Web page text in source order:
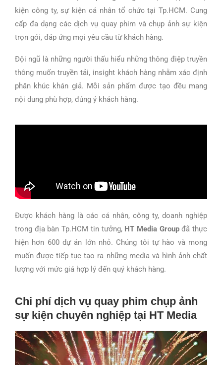
kiện công ty, sự kiện cá nhân tổ chức tại Tp.HCM. Cung
cấp đa dạng các dịch vụ quay phim và chụp ảnh sự kiện
trọn gói, đáp ứng mọi yêu cầu từ khách hàng.
Đội ngũ là những người thấu hiểu những thông điệp truyền
thông muốn truyền tải, insight khách hàng nhằm xác định
phân khúc khán giả. Mỗi sản phẩm được tạo đều mang
nội dung phù hợp, đúng ý khách hàng.
Được khách hàng là các cá nhân, công ty, doanh nghiệp
trong địa bàn Tp.HCM tin tưởng, HT Media Groupđã thực
hiện hơn 600 dự án lớn nhỏ. Chúng tôi tự hào và mong
muốn được tiếp tục tạo ra những media và hình ảnh chất
lượng với mức giá hợp lý đến quý khách hàng.
Chi phí dịch vụ quay phim chụp ảnh
sự kiện chuyên nghiệp tại HT Media